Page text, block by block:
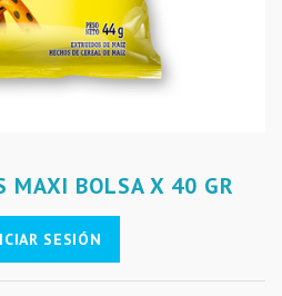
MAXI BOLSA X 40 GR
SESIÓN